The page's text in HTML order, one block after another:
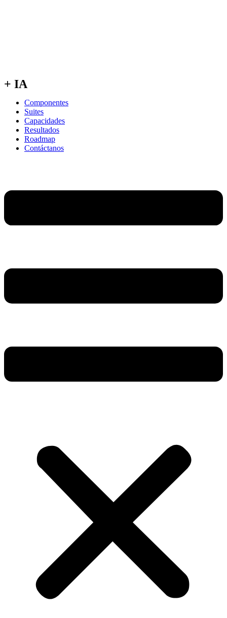
+ IA
Componentes
Suites
Capacidades
Resultados
Roadmap
Contáctanos